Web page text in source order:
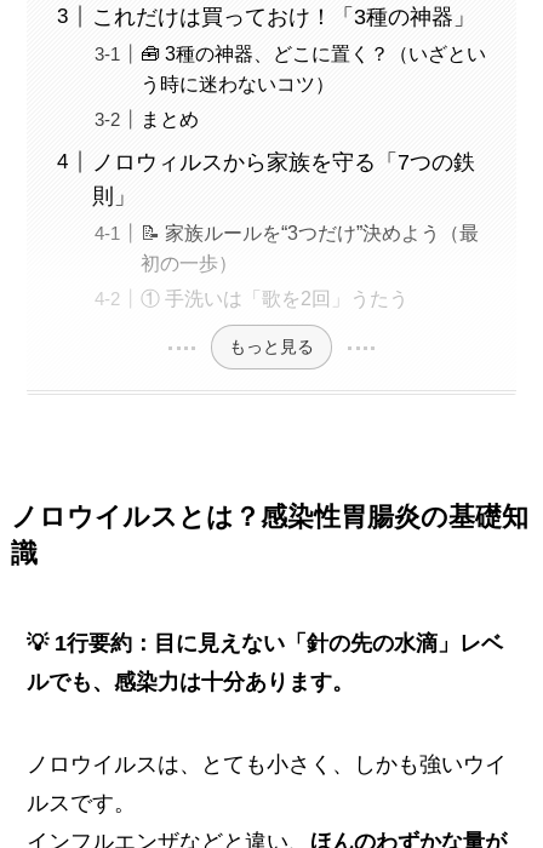
これだけは買っておけ！「3種の神器」
🧰 3種の神器、どこに置く？（いざとい
う時に迷わないコツ）
まとめ
ノロウィルスから家族を守る「7つの鉄
則」
📝 家族ルールを“3つだけ”決めよう（最
初の一歩）
① 手洗いは「歌を2回」うたう
もっと見る
ノロウイルスとは？感染性胃腸炎の基礎知
識
💡 1行要約：目に見えない「針の先の水滴」レベ
ルでも、感染力は十分あります。
ノロウイルスは、とても小さく、しかも強いウイ
ルスです。
インフルエンザなどと違い、 ほんのわずかな量が